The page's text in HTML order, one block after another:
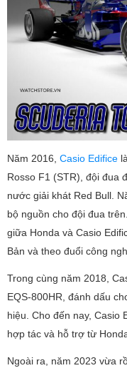
Năm 2016, Casio Edifice
Rosso F1 (STR), đội đua
nước giải khát Red Bull.
bộ nguồn cho đội đua
giữa Honda và Casio
Bản và theo đuổi công
Trong cùng năm 2018,
EQS-800HR, đánh dấu
hiệu. Cho đến nay, Casio
hợp tác và hỗ trợ từ
Ngoài ra, năm 2023 vừa